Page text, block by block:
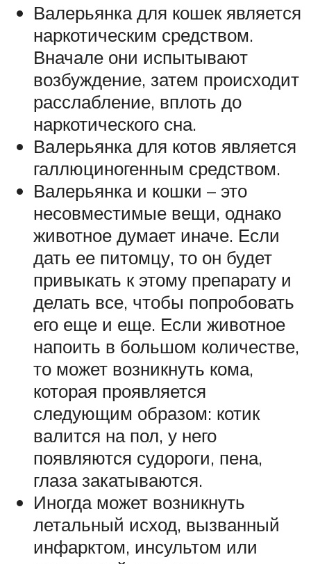
Валерьянка для кошек является
наркотическим средством.
Вначале они испытывают
возбуждение, затем происходит
расслабление, вплоть до
наркотического сна.
Валерьянка для котов является
галлюциногенным средством.
Валерьянка и кошки – это
несовместимые вещи, однако
животное думает иначе. Если
дать ее питомцу, то он будет
привыкать к этому препарату и
делать все, чтобы попробовать
его еще и еще. Если животное
напоить в большом количестве,
то может возникнуть кома,
которая проявляется
следующим образом: котик
валится на пол, у него
появляются судороги, пена,
глаза закатываются.
Иногда может возникнуть
летальный исход, вызванный
инфарктом, инсультом или